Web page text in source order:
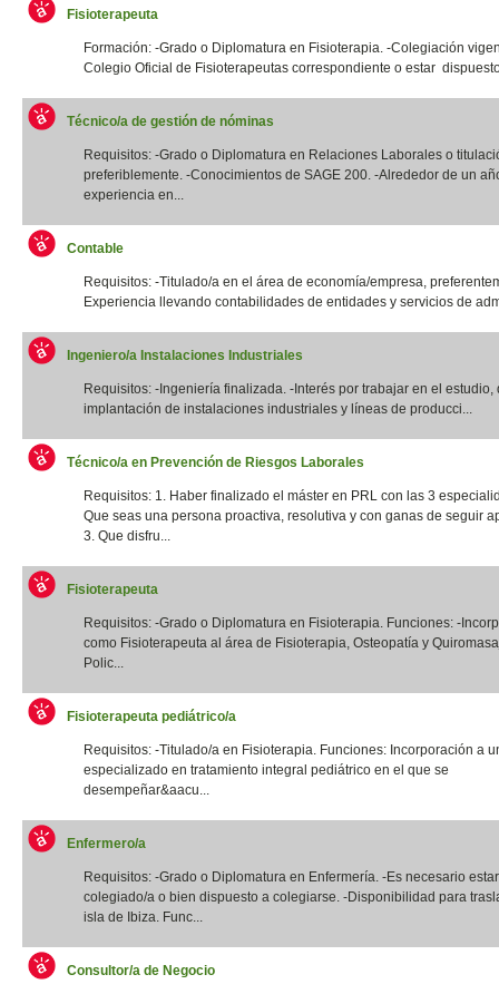
Fisioterapeuta
Formación: -Grado o Diplomatura en Fisioterapia. -Colegiación
Colegio Oficial de Fisioterapeutas correspondiente o estar
Técnico/a de gestión de nóminas
Requisitos: -Grado o Diplomatura en Relaciones Laborales o
preferiblemente. -Conocimientos de SAGE 200. -Alrededor de un
experiencia en...
Contable
Requisitos: -Titulado/a en el área de economía/empresa,
Experiencia llevando contabilidades de entidades y servicios de
Ingeniero/a Instalaciones Industriales
Requisitos: -Ingeniería finalizada. -Interés por trabajar en el estudio,
implantación de instalaciones industriales y líneas de producci...
Técnico/a en Prevención de Riesgos Laborales
Requisitos: 1. Haber finalizado el máster en PRL con las 3
Que seas una persona proactiva, resolutiva y con ganas de seguir
3. Que disfru...
Fisioterapeuta
Requisitos: -Grado o Diplomatura en Fisioterapia. Funciones: -
como Fisioterapeuta al área de Fisioterapia, Osteopatía y
Polic...
Fisioterapeuta pediátrico/a
Requisitos: -Titulado/a en Fisioterapia. Funciones: Incorporación a
especializado en tratamiento integral pediátrico en el que se
desempeñar&aacu...
Enfermero/a
Requisitos: -Grado o Diplomatura en Enfermería. -Es necesario estar
colegiado/a o bien dispuesto a colegiarse. -Disponibilidad para
isla de Ibiza. Func...
Consultor/a de Negocio